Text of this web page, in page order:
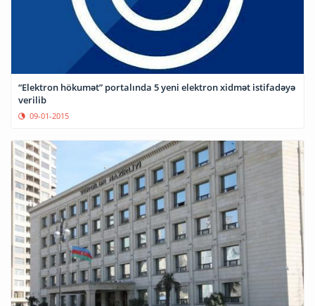
“Elektron hökumət” portalında 5 yeni elektron xidmət istifadəyə
verilib
09-01-2015